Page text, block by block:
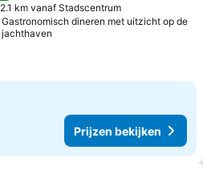
2.1 km vanaf Stadscentrum
Gastronomisch dineren met uitzicht op de
jachthaven
Prijzen bekijken